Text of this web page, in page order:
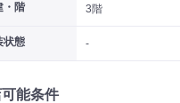
・階 3階
状態 -
能条件